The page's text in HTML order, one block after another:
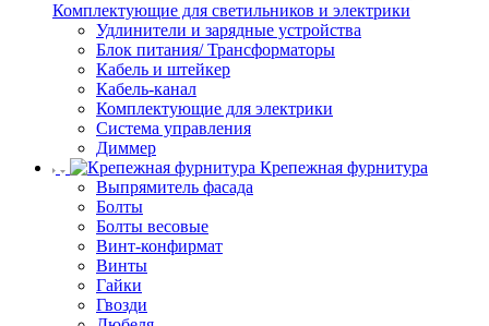
Комплектующие для светильников и электрики
Удлинители и зарядные устройства
Блок питания/ Трансформаторы
Кабель и штейкер
Кабель-канал
Комплектующие для электрики
Система управления
Диммер
Крепежная фурнитура
Выпрямитель фасада
Болты
Болты весовые
Винт-конфирмат
Винты
Гайки
Гвозди